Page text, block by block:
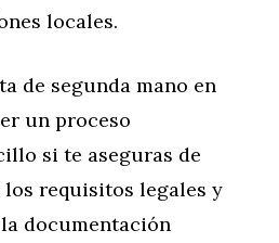
locales.
de segunda mano en
un proceso
si te aseguras de
requisitos legales y
documentación